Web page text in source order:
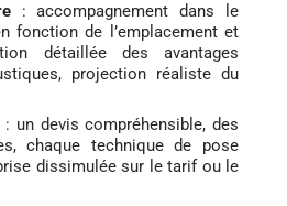
: accompagnement dans le
fonction de l’emplacement et
détaillée des avantages
projection réaliste du
: un devis compréhensible, des
chaque technique de pose
dissimulée sur le tarif ou le